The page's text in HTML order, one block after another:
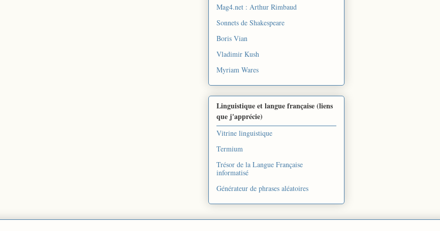
Mag4.net : Arthur Rimbaud
Sonnets de Shakespeare
Boris Vian
Vladimir Kush
Myriam Wares
Linguistique et langue française (liens
que j'apprécie)
Vitrine linguistique
Termium
Trésor de la Langue Française
informatisé
Générateur de phrases aléatoires